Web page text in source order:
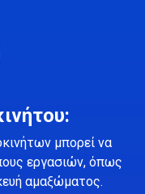
μπορεί να
εργασιών, όπως
αμαξώματος.